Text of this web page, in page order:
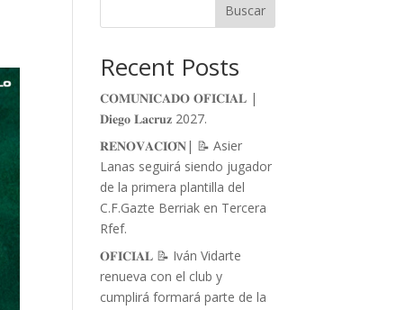
Buscar
Recent Posts
𝐂𝐎𝐌𝐔𝐍𝐈𝐂𝐀𝐃𝐎 𝐎𝐅𝐈𝐂𝐈𝐀𝐋 |
𝐃𝐢𝐞𝐠𝐨 𝐋𝐚𝐜𝐫𝐮𝐳 2027.
𝐑𝐄𝐍𝐎𝐕𝐀𝐂𝐈𝐎́𝐍| 📝 Asier
Lanas seguirá siendo jugador
de la primera plantilla del
C.F.Gazte Berriak en Tercera
Rfef.
𝐎𝐅𝐈𝐂𝐈𝐀𝐋 📝 Iván Vidarte
renueva con el club y
cumplirá formará parte de la